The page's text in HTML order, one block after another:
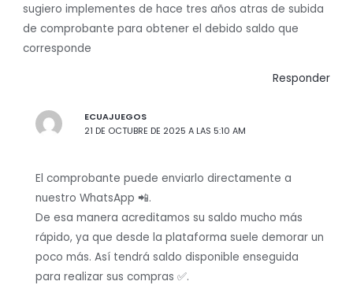
sugiero implementes de hace tres años atras de subida
de comprobante para obtener el debido saldo que
corresponde
Responder
ECUAJUEGOS
21 DE OCTUBRE DE 2025 A LAS 5:10 AM
El comprobante puede enviarlo directamente a
nuestro WhatsApp 📲.
De esa manera acreditamos su saldo mucho más
rápido, ya que desde la plataforma suele demorar un
poco más. Así tendrá saldo disponible enseguida
para realizar sus compras ✅.